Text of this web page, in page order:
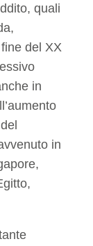
quali
del XX
in
in